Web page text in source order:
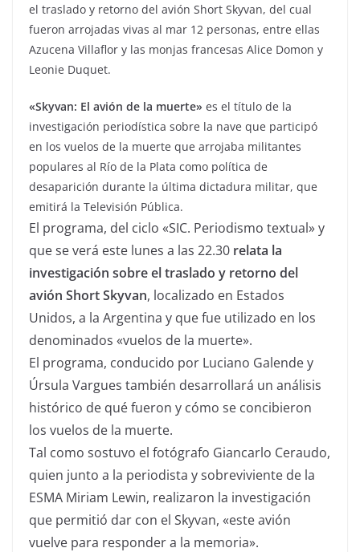
el traslado y retorno del avión Short Skyvan, del cual
fueron arrojadas vivas al mar 12 personas, entre ellas
Azucena Villaflor y las monjas francesas Alice Domon y
Leonie Duquet.
«Skyvan: El avión de la muerte» es el título de la
investigación periodística sobre la nave que participó
en los vuelos de la muerte que arrojaba militantes
populares al Río de la Plata como política de
desaparición durante la última dictadura militar, que
emitirá la Televisión Pública.
El programa, del ciclo «SIC. Periodismo textual» y
que se verá este lunes a las 22.30 relata la
investigación sobre el traslado y retorno del
avión Short Skyvan, localizado en Estados
Unidos, a la Argentina y que fue utilizado en los
denominados «vuelos de la muerte».
El programa, conducido por Luciano Galende y
Úrsula Vargues también desarrollará un análisis
histórico de qué fueron y cómo se concibieron
los vuelos de la muerte.
Tal como sostuvo el fotógrafo Giancarlo Ceraudo,
quien junto a la periodista y sobreviviente de la
ESMA Miriam Lewin, realizaron la investigación
que permitió dar con el Skyvan, «este avión
vuelve para responder a la memoria».